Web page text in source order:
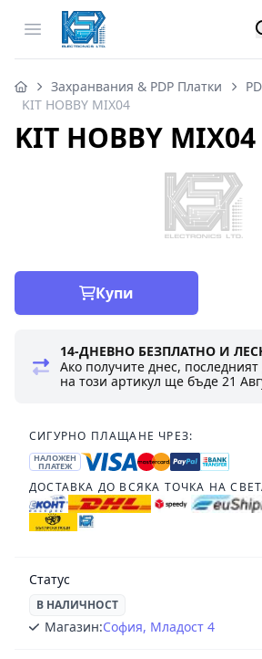
Open menu
Захранвания & PDP Платки
KIT HOBBY MIX04
KIT HOBBY MIX04
Купи
14-ДНЕВНО БЕЗПЛАТНО И
Ако получите днес,
на този артикул ще бъде21
СИГУРНО ПЛАЩАНЕ ЧРЕЗ:
НАЛОЖЕН
ПЛАТЕЖ
ДОСТАВКА ДО ВСЯКА ТОЧКА НА
Статус
В НАЛИЧНОСТ
Магазин:София, Младост 4